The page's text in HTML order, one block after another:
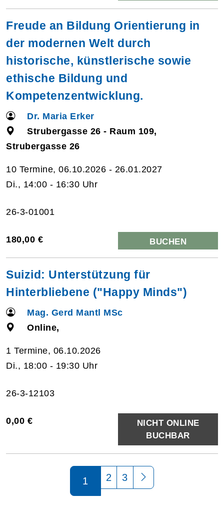
Freude an Bildung Orientierung in
der modernen Welt durch
historische, künstlerische sowie
ethische Bildung und
Kompetenzentwicklung.
Dr. Maria Erker
Strubergasse 26 - Raum 109,
Strubergasse 26
10 Termine, 06.10.2026 - 26.01.2027
Di., 14:00 - 16:30 Uhr
26-3-01001
180,00 € BUCHEN
Suizid: Unterstützung für
Hinterbliebene ("Happy Minds")
Mag. Gerd Mantl MSc
Online,
1 Termine, 06.10.2026
Di., 18:00 - 19:30 Uhr
26-3-12103
0,00 €
NICHT ONLINE
BUCHBAR
1 2 3